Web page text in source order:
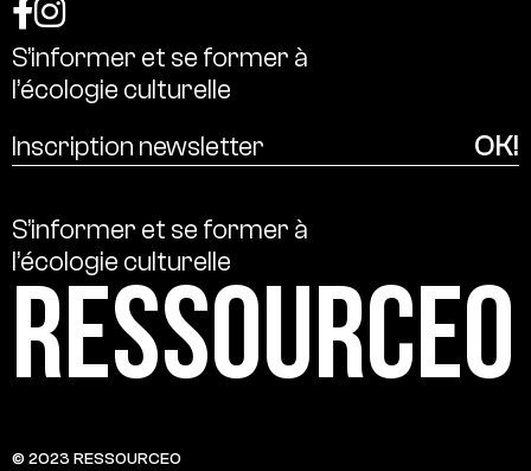
S’informer et se former à
l’écologie culturelle
S’informer et se former à
l’écologie culturelle
Ressource0
© 2023 RESSOURCE0